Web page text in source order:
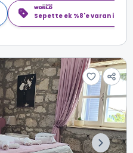
Sepette ek %8'e varan